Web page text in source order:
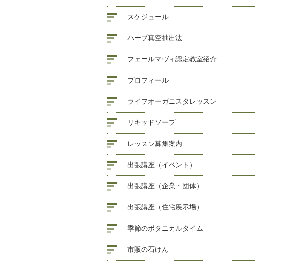
スケジュール
ハーブ真空抽出法
フェールマヴィ認定教室紹介
プロフィール
ライフオーガニスタレッスン
リキッドソープ
レッスン募集案内
出張講座（イベント）
出張講座（企業・団体）
出張講座（住宅展示場）
季節のボタニカルタイム
市販の石けん